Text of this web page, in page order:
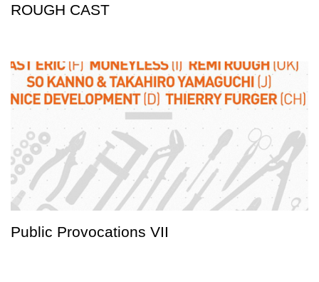
ROUGH CAST
Public Provocations VII